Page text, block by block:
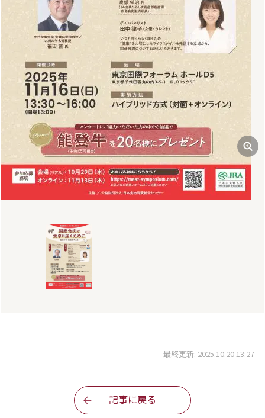
最終更新: 2025.10.20 13:27
記事に戻る